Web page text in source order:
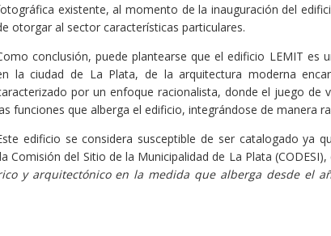
existente, al momento de la inauguración del
otorgar al sector características particulares.
conclusión, puede plantearse que el edificio LEMIT es
la ciudad de La Plata, de la arquitectura moderna
por un enfoque racionalista, donde el juego de
funciones que alberga el edificio, integrándose de manera
edificio se considera susceptible de ser catalogado ya
del Sitio de la Municipalidad de La Plata
y arquitectónico en la medida que alberga desde el